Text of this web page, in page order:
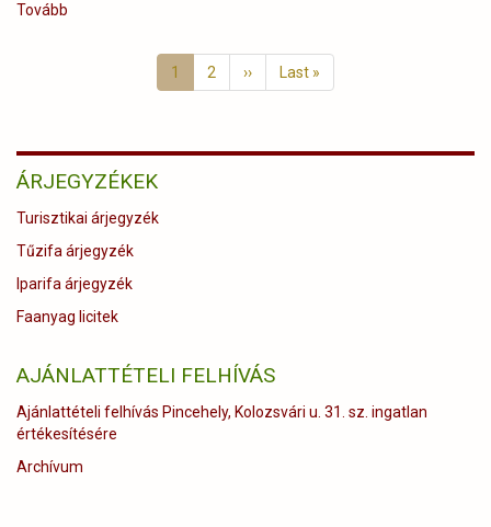
Tovább
VándorgyűlésenJelenlegi
oldal
1 Page
2
Következő
oldal
››
Utolsó
oldal
Last »
ÁRJEGYZÉKEK
Turisztikai árjegyzék
Tűzifa árjegyzék
Iparifa árjegyzék
Faanyag licitek
AJÁNLATTÉTELI FELHÍVÁS
Ajánlattételi felhívás Pincehely, Kolozsvári u. 31. sz. ingatlan
értékesítésére
Archívum